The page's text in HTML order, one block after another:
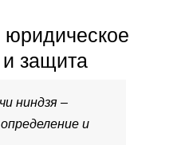
защита
ниндзя –
и